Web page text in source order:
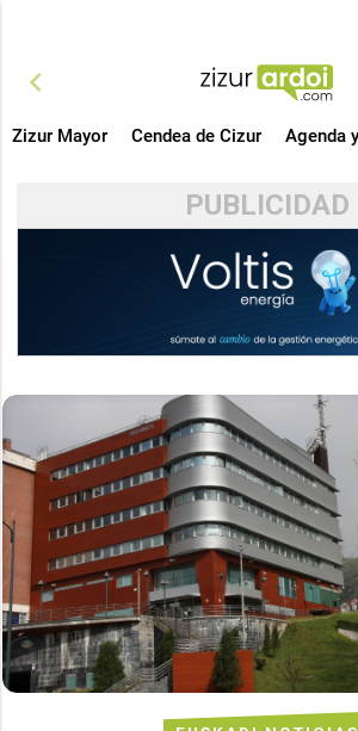
chevron_left
Zizur Mayor Cendea de Cizur Agenda
PUBLICIDAD